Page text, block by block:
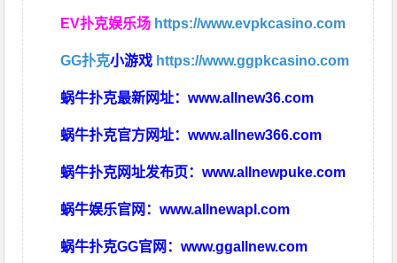
EV扑克娱乐场 https://www.evpkcasino.com
GG扑克小游戏 https://www.ggpkcasino.com
蜗牛扑克最新网址：www.allnew36.com
蜗牛扑克官方网址：www.allnew366.com
蜗牛扑克网址发布页：www.allnewpuke.com
蜗牛娱乐官网：www.allnewapl.com
蜗牛扑克GG官网：www.ggallnew.com